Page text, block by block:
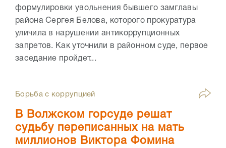
формулировки увольнения бывшего замглавы
района Сергея Белова, которого прокуратура
уличила в нарушении антикоррупционных
запретов. Как уточнили в районном суде, первое
заседание пройдет...
Борьба с коррупцией
В Волжском горсуде решат
судьбу переписанных на мать
миллионов Виктора Фомина